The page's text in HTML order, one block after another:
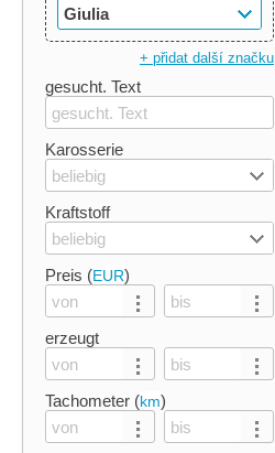
Giulia
+ přidat další značku
gesucht. Text
Karosserie
beliebig
Kraftstoff
beliebig
Preis (EUR)
erzeugt
Tachometer (km)